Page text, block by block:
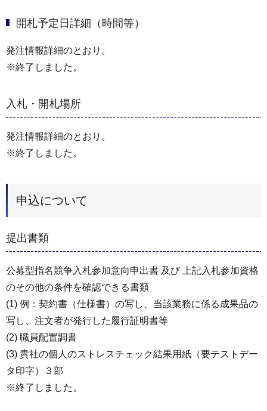
開札予定日詳細（時間等）
発注情報詳細のとおり。
※終了しました。
入札・開札場所
発注情報詳細のとおり。
※終了しました。
申込について
提出書類
公募型指名競争入札参加意向申出書 及び 上記入札参加資格
のその他の条件を確認できる書類
(1) 例：契約書（仕様書）の写し、当該業務に係る成果品の
写し、注文者が発行した履行証明書等
(2) 職員配置調書
(3) 貴社の個人のストレスチェック結果用紙（要テストデー
タ印字）３部
※終了しました。